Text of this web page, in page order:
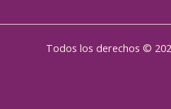
Todos los derechos ©